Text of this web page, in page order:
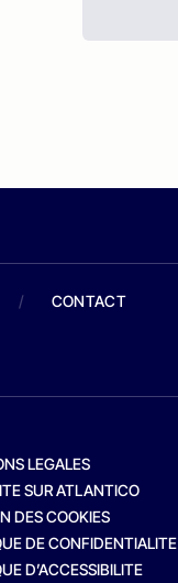
/ CONTACT
LEGALES
SUR ATLANTICO
DES COOKIES
DE CONFIDENTIALITE
D’ACCESSIBILITE